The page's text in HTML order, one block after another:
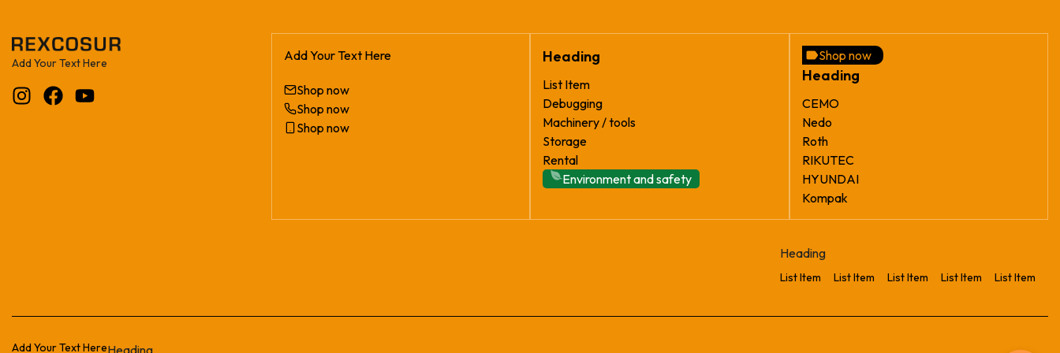
Add Your Text Here Add Your Text Here
Shop now
Shop now
Shop now
Heading
List Item
Debugging
Machinery / tools
Storage
Rental
Environment and safety
Shop now
Heading
CEMO
Nedo
Roth
RIKUTEC
HYUNDAI
Kompak
Heading
List Item List Item List Item List Item List Item
Add Your Text HereHeading